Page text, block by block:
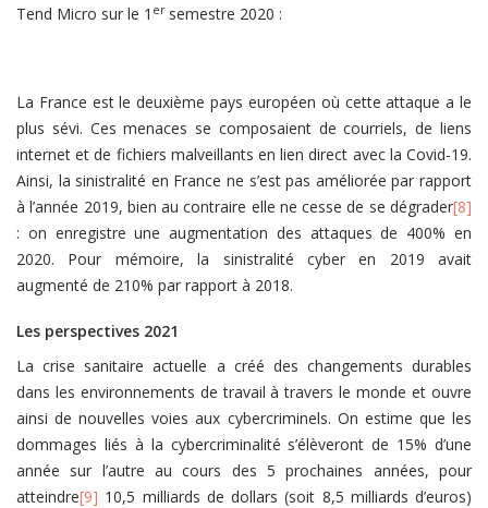
Tend Micro sur le 1 ersemestre 2020 :
La France est le deuxième pays européen où cette attaque a le
plus sévi. Ces menaces se composaient de courriels, de liens
internet et de fichiers malveillants en lien direct avec la Covid-19.
Ainsi, la sinistralité en France ne s’est pas améliorée par rapport
à l’année 2019, bien au contraire elle ne cesse de se dégrader[8]
: on enregistre une augmentation des attaques de 400% en
2020. Pour mémoire, la sinistralité cyber en 2019 avait
augmenté de 210% par rapport à 2018.
Les perspectives 2021
La crise sanitaire actuelle a créé des changements durables
dans les environnements de travail à travers le monde et ouvre
ainsi de nouvelles voies aux cybercriminels. On estime que les
dommages liés à la cybercriminalité s’élèveront de 15% d’une
année sur l’autre au cours des 5 prochaines années, pour
atteindre[9] 10,5 milliards de dollars (soit 8,5 milliards d’euros)